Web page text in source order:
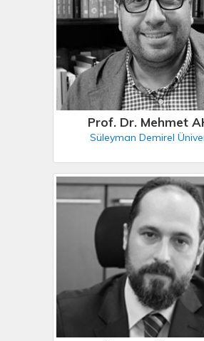
Prof. Dr. Mehmet
Süleyman Demirel